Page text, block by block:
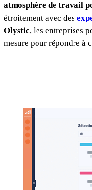
atmosphère de travail
étroitement avec des
Olystic, les entreprises
mesure pour répondre à